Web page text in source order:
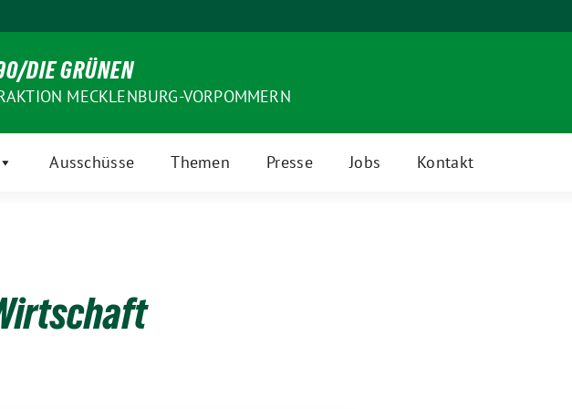
DIE GRÜNEN
MECKLENBURG-VORPOMMERN
Ausschüsse Themen Presse Jobs Kontakt